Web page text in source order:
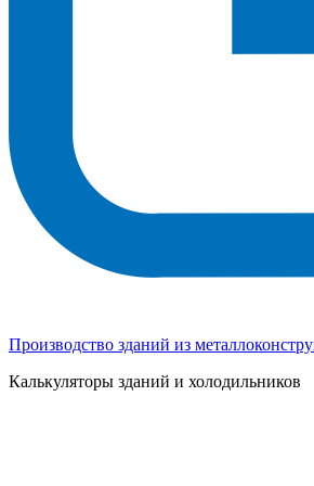
Производство зданий из
Калькуляторы зданий и холодильников